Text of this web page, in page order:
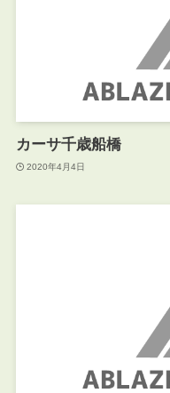
カーサ千歳船橋
2020年4月4日